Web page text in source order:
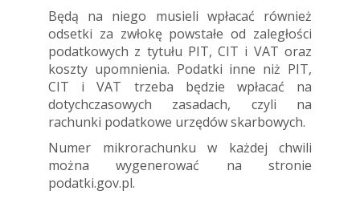
Będą na niego musieli wpłacać również
odsetki za zwłokę powstałe od zaległości
podatkowych z tytułu PIT, CIT i VAT oraz
koszty upomnienia. Podatki inne niż PIT,
CIT i VAT trzeba będzie wpłacać na
dotychczasowych zasadach, czyli na
rachunki podatkowe urzędów skarbowych.
Numer mikrorachunku w każdej chwili
można wygenerować na stronie
podatki.gov.pl.